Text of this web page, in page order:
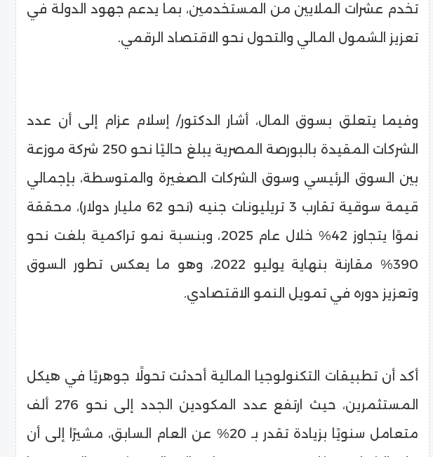
تخدم عشرات الملايين من المستخدمين، بما يدعم جهود الدولة في
تعزيز الشمول المالي والتحول نحو الاقتصاد الرقمي.
وفيما يتعلق بسوق المال، أشار الدكتور/ إسلام عزام إلى أن عدد
الشركات المقيدة بالبورصة المصرية يبلغ حاليًا نحو 250 شركة موزعة
بين السوق الرئيسي وسوق الشركات الصغيرة والمتوسطة، بإجمالي
قيمة سوقية تقارب 3 تريليونات جنيه (نحو 62 مليار دولار)، محققة
نموًا يتجاوز 42% خلال عام 2025، وبنسبة نمو تراكمية بلغت نحو
390% مقارنة بنهاية يوليو 2022، وهو ما يعكس تطور السوق
وتعزيز دوره في تمويل النمو الاقتصادي.
أكد أن تطبيقات التكنولوجيا المالية أحدثت تحولًا جوهريًا في هيكل
المستثمرين، حيث ارتفع عدد المكودين الجدد إلى نحو 276 ألف
متعامل سنويًا بزيادة تقدر بـ 20% عن العام السابق، مشيرًا إلى أن